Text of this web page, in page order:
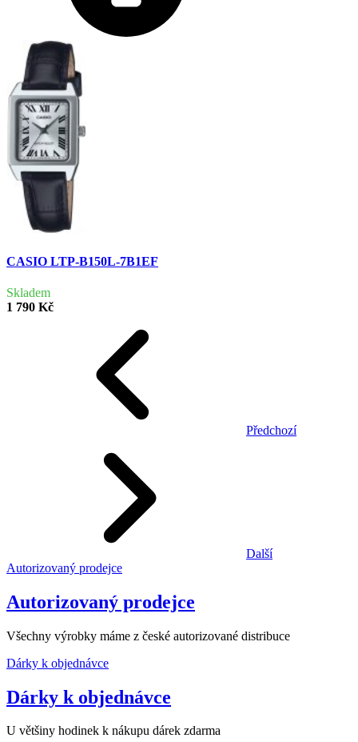
CASIO LTP-B150L-7B1EF
Skladem
1 790 Kč
Předchozí
Další
Autorizovaný prodejce
Autorizovaný prodejce
Všechny výrobky máme z české autorizované distribuce
Dárky k objednávce
Dárky k objednávce
U většiny hodinek k nákupu dárek zdarma